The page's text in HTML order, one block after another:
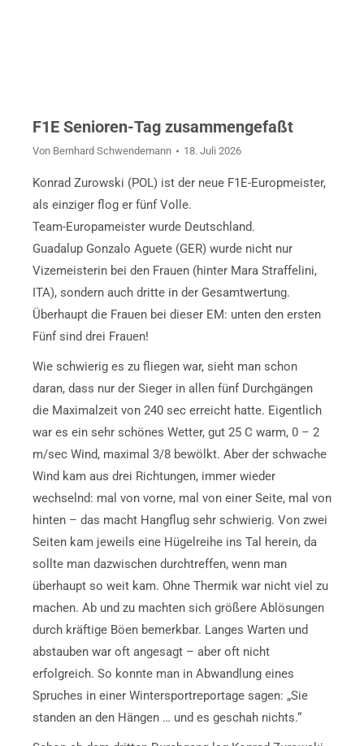
F1E Senioren-Tag zusammengefaßt
Von Bernhard Schwendemann 18. Juli 2026
Konrad Zurowski (POL) ist der neue F1E-Europmeister,
als einziger flog er fünf Volle.
Team-Europameister wurde Deutschland.
Guadalup Gonzalo Aguete (GER) wurde nicht nur
Vizemeisterin bei den Frauen (hinter Mara Straffelini,
ITA), sondern auch dritte in der Gesamtwertung.
Überhaupt die Frauen bei dieser EM: unten den ersten
Fünf sind drei Frauen!
Wie schwierig es zu fliegen war, sieht man schon
daran, dass nur der Sieger in allen fünf Durchgängen
die Maximalzeit von 240 sec erreicht hatte. Eigentlich
war es ein sehr schönes Wetter, gut 25 C warm, 0 – 2
m/sec Wind, maximal 3/8 bewölkt. Aber der schwache
Wind kam aus drei Richtungen, immer wieder
wechselnd: mal von vorne, mal von einer Seite, mal von
hinten – das macht Hangflug sehr schwierig. Von zwei
Seiten kam jeweils eine Hügelreihe ins Tal herein, da
sollte man dazwischen durchtreffen, wenn man
überhaupt so weit kam. Ohne Thermik war nicht viel zu
machen. Ab und zu machten sich größere Ablösungen
durch kräftige Böen bemerkbar. Langes Warten und
abstauben war oft angesagt – aber oft nicht
erfolgreich. So konnte man in Abwandlung eines
Spruches in einer Wintersportreportage sagen: „Sie
standen an den Hängen … und es geschah nichts.“